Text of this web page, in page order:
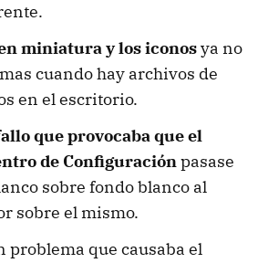
miniatura y los iconosya no
cuando hay archivos de
en el escritorio.
que provocaba que el
de Configuraciónpasase
sobre fondo blanco al
sobre el mismo.
problema que causaba el